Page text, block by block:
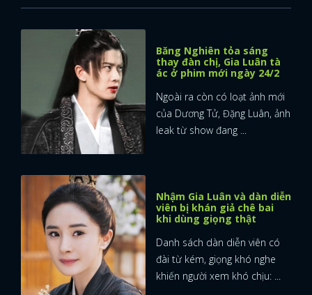
Băng Nghiên tỏa sáng
thay đàn chị, Gia Luân tà
ác ở phim mới ngày 24/2
Ngoài ra còn có loạt ảnh mới
của Dương Tử, Đặng Luân, ảnh
leak từ show đang ...
Nhậm Gia Luân và dàn diễn
viên bị khán giả chê bai
khi dùng giọng thật
Danh sách dàn diễn viên có
đài từ kém, giọng khó nghe
khiến người xem khó chịu: ...